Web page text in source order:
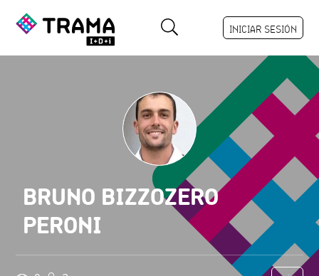
INICIAR SESIÓN
BRUNO BIZZOZERO
PERONI